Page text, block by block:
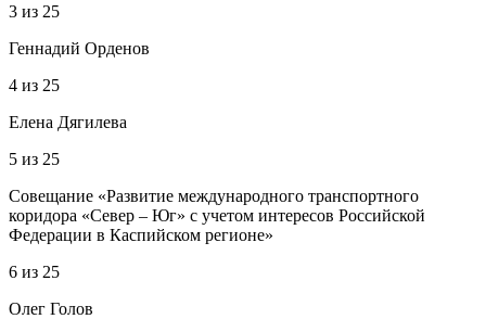
3 из 25
Геннадий Орденов
4 из 25
Елена Дягилева
5 из 25
Совещание «Развитие международного транспортного
коридора «Север – Юг» с учетом интересов Российской
Федерации в Каспийском регионе»
6 из 25
Олег Голов